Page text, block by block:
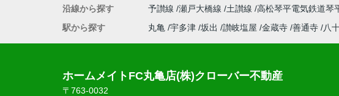
沿線から探す
予讃線 瀬戸大橋線 土讃線 高松琴平電気鉄道琴
駅から探す
丸亀 宇多津 坂出 讃岐塩屋 金蔵寺 善通寺 八
ホームメイトFC丸亀店(株)クローバー不動産
〒763-0032